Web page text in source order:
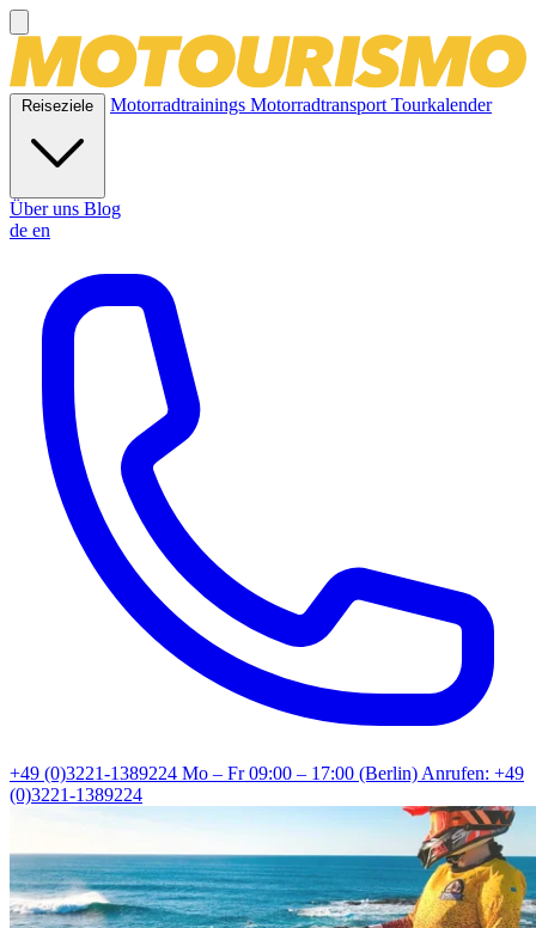
Reiseziele Motorradtrainings MotorradtransportTourkalender
Über uns Blog
de en
+49 (0)3221-1389224 Mo – Fr 09:00 – 17:00 (Berlin)Anrufen: +49
(0)3221-1389224